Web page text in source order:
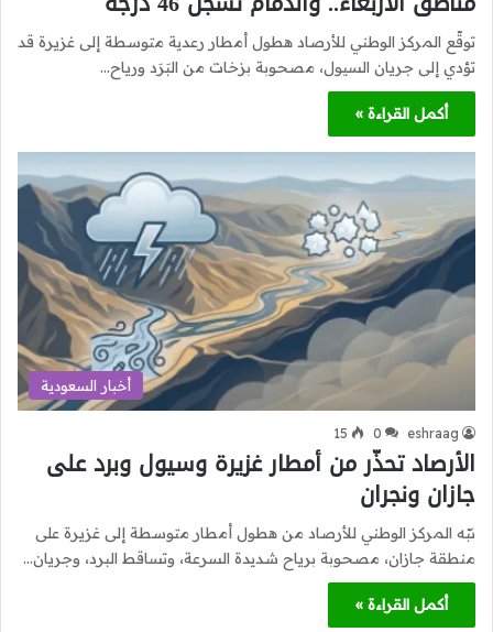
توقّع المركز الوطني للأرصاد هطول أمطار رعدية متوسطة إلى غزيرة قد
تؤدي إلى جريان السيول، مصحوبة بزخات من البَرَد ورياح…
أكمل القراءة »
أخبار السعودية
eshraag
0
15
الأرصاد تحذّر من أمطار غزيرة وسيول وبرد على
جازان ونجران
نبّه المركز الوطني للأرصاد من هطول أمطار متوسطة إلى غزيرة على
منطقة جازان، مصحوبة برياح شديدة السرعة، وتساقط البرد، وجريان…
أكمل القراءة »